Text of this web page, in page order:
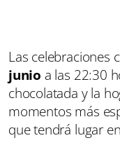
Las celebraciones
junio a las 22:30
chocolatada y la
momentos más
que tendrá lugar